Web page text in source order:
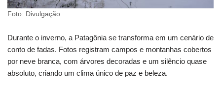
Foto: Divulgação
Durante o inverno, a Patagônia se transforma em um cenário de
conto de fadas. Fotos registram campos e montanhas cobertos
por neve branca, com árvores decoradas e um silêncio quase
absoluto, criando um clima único de paz e beleza.